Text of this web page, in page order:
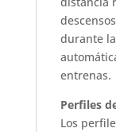
durante
entrenas.
Perfiles
Los